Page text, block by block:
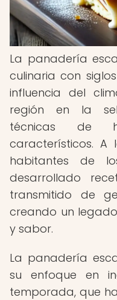
La panadería
culinaria con
influencia del
región en la
técnicas de
característicos.
habitantes de
desarrollado
transmitido de
creando un
y sabor.
La panadería
su enfoque en
temporada, que